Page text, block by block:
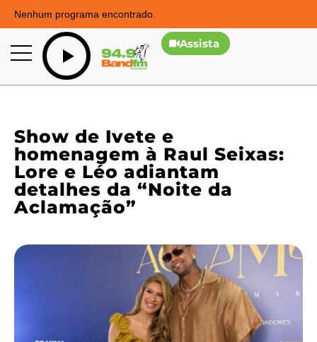
Nenhum programa encontrado.
Assista
Show de Ivete e
homenagem à Raul Seixas:
Lore e Léo adiantam
detalhes da “Noite da
Aclamação”